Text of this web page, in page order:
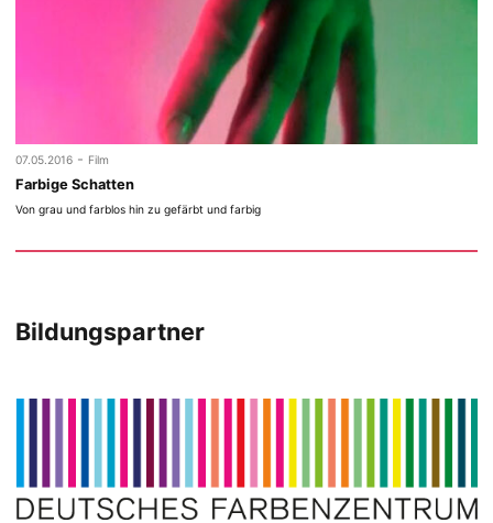
07.05.2016 - Film
Farbige Schatten
Von grau und farblos hin zu gefärbt und farbig
Bildungspartner